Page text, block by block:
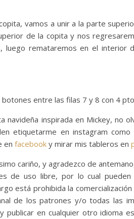
vamos a unir a la parte
de la copita y nos
luego remataremos en el interior
entre las filas 7 y 8 con 4
navideña inspirada en Mickey, no
etiquetarme en instagram como
en facebook y mirar mis tableros en
cariño, y agradezco de
de uso libre, por lo cual
está prohibida la
de los patrones y/o todas las
en cualquier otro idioma